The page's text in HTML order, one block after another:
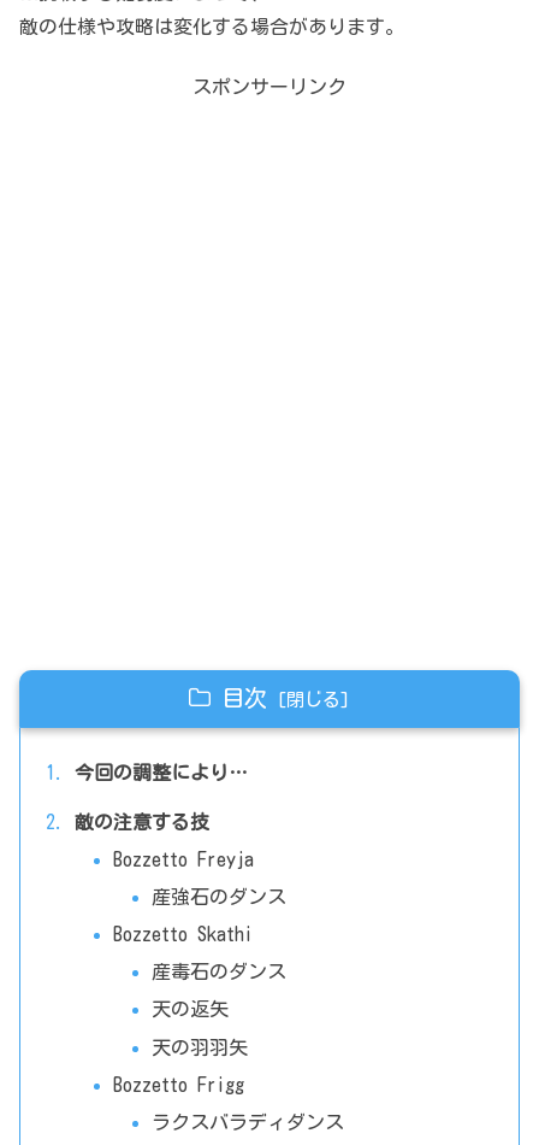
敵の仕様や攻略は変化する場合があります。
スポンサーリンク
目次
今回の調整により…
敵の注意する技
Bozzetto Freyja
産強石のダンス
Bozzetto Skathi
産毒石のダンス
天の返矢
天の羽羽矢
Bozzetto Frigg
ラクスバラディダンス